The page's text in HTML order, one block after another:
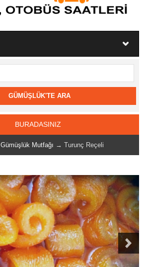
BURADASINIZ
Gümüşlük Mutfağı → Turunç Reçeli